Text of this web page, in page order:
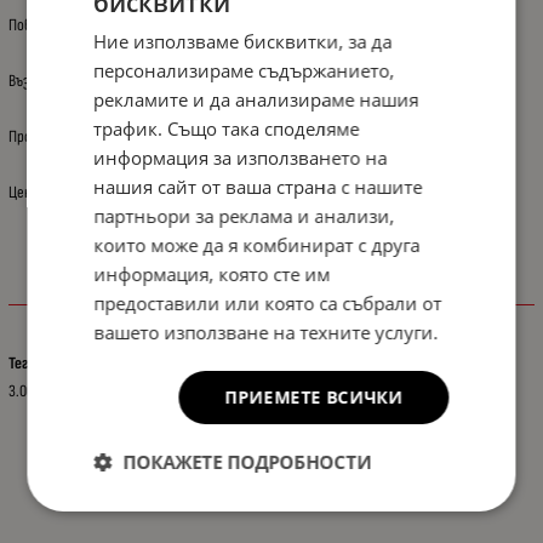
Повдигнат ръб в краищата, около 3см. тип леген.
Възможно е снимката да не отговаря на описанието.
Произход: Полша
Цената е за: 1 бр.
Характеристики
Тегло (кг.)
3.00
Ние използваме бисквитки, за да
персонализираме съдържанието,
рекламите и да анализираме нашия
трафик. Също така споделяме
информация за използването на
нашия сайт от ваша страна с нашите
партньори за реклама и анализи,
които може да я комбинират с друга
информация, която сте им
предоставили или която са събрали от
вашето използване на техните услуги.
ПРИЕМЕТЕ ВСИЧКИ
ПОКАЖЕТЕ ПОДРОБНОСТИ